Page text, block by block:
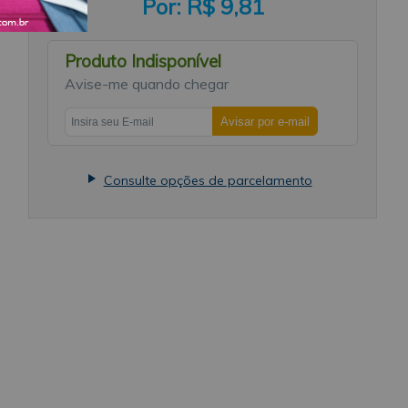
R$ 9,81
Produto Indisponível
Avise-me quando chegar
Consulte opções de parcelamento